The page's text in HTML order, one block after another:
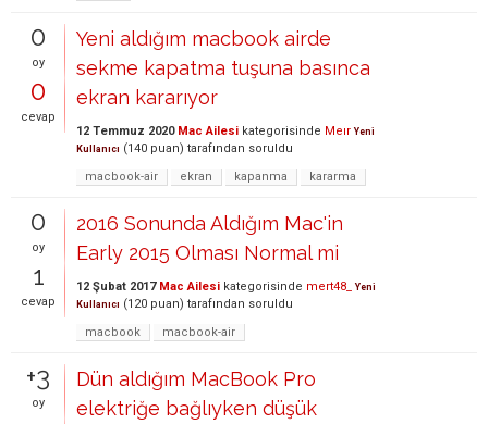
0
oy
0
cevap
Yeni aldığım macbook airde
sekme kapatma tuşuna basınca
ekran kararıyor
12 Temmuz 2020 Mac Ailesi kategorisinde Meır Yeni
Kullanıcı (140 puan) tarafından soruldu
macbook-air
ekran kapanma kararma
0
oy
1
cevap
2016 Sonunda Aldığım Mac'in
Early 2015 Olması Normal mi
12 Şubat 2017 Mac Ailesi kategorisinde mert48_
Yeni
Kullanıcı (120 puan) tarafından soruldu
macbook
macbook-air
+3
oy
Dün aldığım MacBook Pro
elektriğe bağlıyken düşük